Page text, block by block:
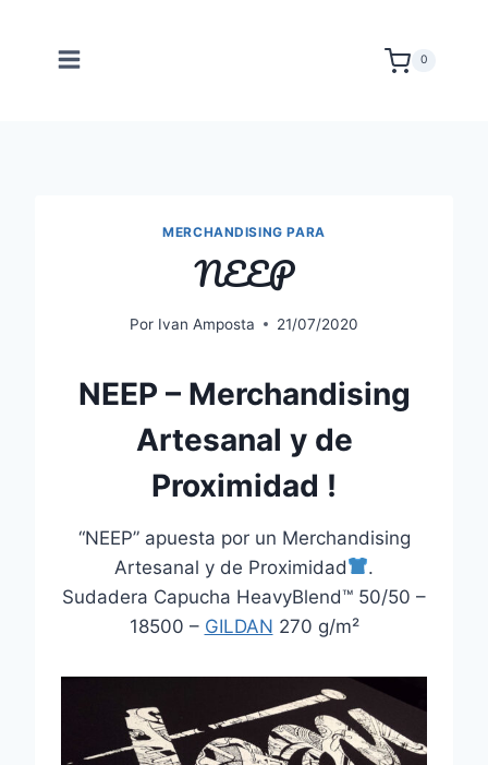
contenido
0
MERCHANDISING PARA
NEEP
Por Ivan Amposta 21/07/2020
NEEP – Merchandising
Artesanal y de
Proximidad !
“NEEP” apuesta por un Merchandising
Artesanal y de Proximidad
.
Sudadera Capucha HeavyBlend™ 50/50 –
18500 – GILDAN 270 g/m²